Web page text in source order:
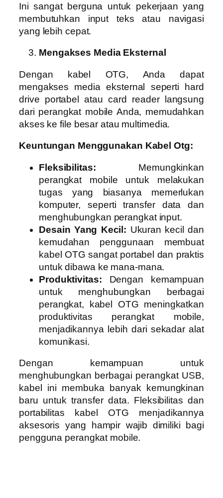
Ini sangat berguna untuk pekerjaan yang
membutuhkan input teks atau navigasi
yang lebih cepat.
Mengakses Media Eksternal
Dengan kabel OTG, Anda dapat
mengakses media eksternal seperti hard
drive portabel atau card reader langsung
dari perangkat mobile Anda, memudahkan
akses ke file besar atau multimedia.
Keuntungan Menggunakan Kabel Otg:
Fleksibilitas: Memungkinkan
perangkat mobile untuk melakukan
tugas yang biasanya memerlukan
komputer, seperti transfer data dan
menghubungkan perangkat input.
Desain Yang Kecil: Ukuran kecil dan
kemudahan penggunaan membuat
kabel OTG sangat portabel dan praktis
untuk dibawa ke mana-mana.
Produktivitas: Dengan kemampuan
untuk menghubungkan berbagai
perangkat, kabel OTG meningkatkan
produktivitas perangkat mobile,
menjadikannya lebih dari sekadar alat
komunikasi.
Dengan kemampuan untuk
menghubungkan berbagai perangkat USB,
kabel ini membuka banyak kemungkinan
baru untuk transfer data. Fleksibilitas dan
portabilitas kabel OTG menjadikannya
aksesoris yang hampir wajib dimiliki bagi
pengguna perangkat mobile.